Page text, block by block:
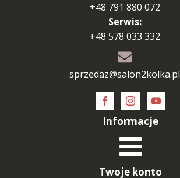
+48 791 880 072
Serwis:
+48 578 033 332
sprzedaz@salon2kolka.pl
Informacje
Twoje konto